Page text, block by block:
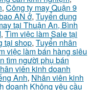
, Công ty may Quận 9
AN ở, Tuyển dụng
tại Thuận An, Bình
, Tìm việc làm Sale tại
tại shop, Tuyển nhân
việc làm bán hàng siêu
tìm người phụ bán
viên kinh doanh
Anh, Nhân viên kinh
doanh Không yêu cầu